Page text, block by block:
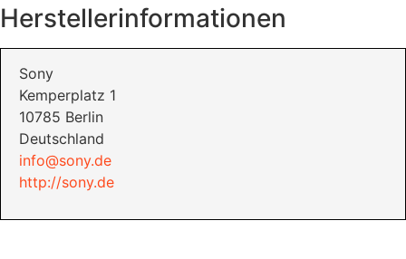
Herstellerinformationen
Sony
Kemperplatz 1
10785 Berlin
Deutschland
info@sony.de
http://sony.de